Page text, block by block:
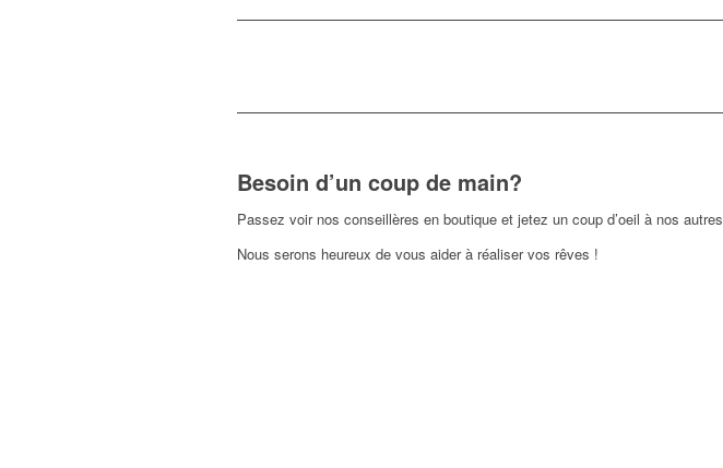
Besoin d’un coup de main?
Passez voir nos conseillères en boutique et jetez un coup d’oeil à nos autres
Nous serons heureux de vous aider à réaliser vos rêves !